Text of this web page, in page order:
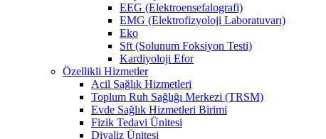
EEG (Elektroensefalografi)
EMG (Elektrofizyoloji Laboratuvarı)
Eko
Sft (Solunum Foksiyon Testi)
Kardiyoloji Efor
Özellikli Hizmetler
Acil Sağlık Hizmetleri
Toplum Ruh Sağlığı Merkezi (TRSM)
Evde Sağlık Hizmetleri Birimi
Fizik Tedavi Ünitesi
Diyaliz Ünitesi